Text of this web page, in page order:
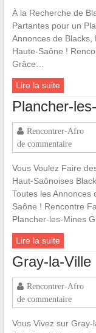
À la Recherche de
Partantes pour un
Annonces de
Haute-Saône !
Grâce…
Lire la suite
Plancher-
Rencontrer-Afro
de commentaire
Vous Voulez Faire
Haut-Saônoises
Toutes les Annonces
Saône ! Rencontre
Plancher-les-Mines
Lire la suite
Gray-la-Ville
Rencontrer-Afro
de commentaire
Vous Vivez sur Gray-